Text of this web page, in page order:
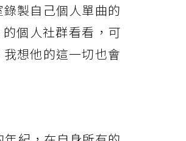
製自己個人單曲的
個人社群看看，可
想他的這一切也會